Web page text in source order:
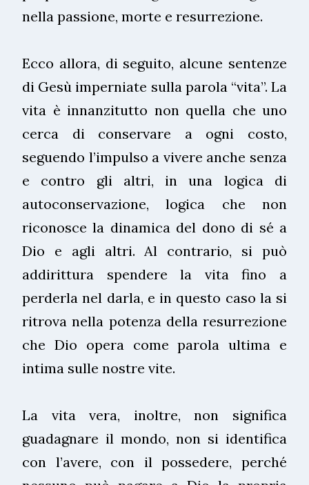
nella passione, morte e resurrezione.
Ecco allora, di seguito, alcune sentenze
di Gesù imperniate sulla parola “vita”. La
vita è innanzitutto non quella che uno
cerca di conservare a ogni costo,
seguendo l’impulso a vivere anche senza
e contro gli altri, in una logica di
autoconservazione, logica che non
riconosce la dinamica del dono di sé a
Dio e agli altri. Al contrario, si può
addirittura spendere la vita fino a
perderla nel darla, e in questo caso la si
ritrova nella potenza della resurrezione
che Dio opera come parola ultima e
intima sulle nostre vite.
La vita vera, inoltre, non significa
guadagnare il mondo, non si identifica
con l’avere, con il possedere, perché